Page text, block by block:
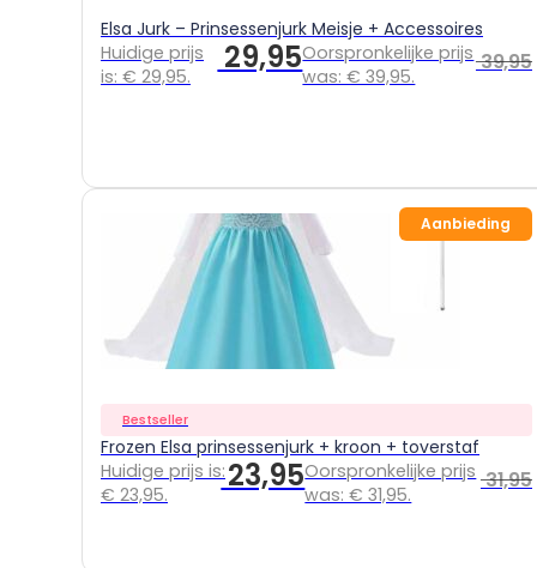
Elsa Jurk – Prinsessenjurk Meisje + Accessoires
39,95
Oorspronkelijke prijs
was: € 39,95.
29,95
Huidige prijs
is: € 29,95.
Bestseller
Frozen Elsa prinsessenjurk + kroon + toverstaf
31,95
Oorspronkelijke prijs
was: € 31,95.
23,95
Huidige prijs is:
€ 23,95.
Aanbieding